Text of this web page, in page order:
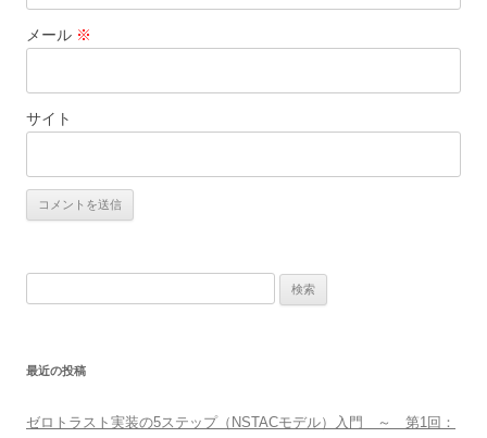
メール ※
サイト
索:
最近の投稿
ゼロトラスト実装の5ステップ（NSTACモデル）入門 ～ 第1回：